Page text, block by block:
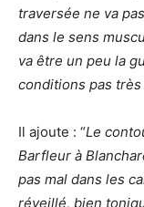
traversée ne va
dans le sens
va être un peu la
conditions pas très
Il ajoute : “Le
Barfleur à
pas mal dans les
réveillé, bien